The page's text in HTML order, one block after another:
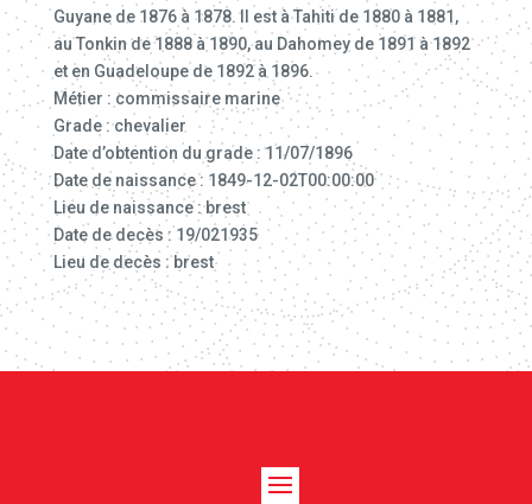
Guyane de 1876 à 1878. Il est à Tahiti de 1880 à 1881,
au Tonkin de 1888 à 1890, au Dahomey de 1891 à 1892
et en Guadeloupe de 1892 à 1896.
Métier : commissaire marine
Grade : chevalier
Date d’obtention du grade : 11/07/1896
Date de naissance : 1849-12-02T00:00:00
Lieu de naissance : brest
Date de decès : 19/021935
Lieu de decès : brest